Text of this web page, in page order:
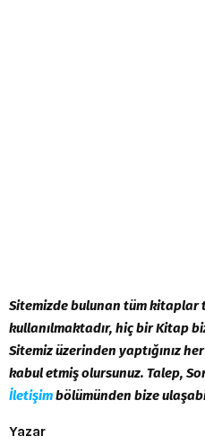
Sitemizdebulunan tüm kitaplar
kullanılmaktadır, hiç bir Kitap
Sitemiz üzerinden yaptığınız
kabul etmiş olursunuz. Talep,
İletişimbölümünden bize
Yazar